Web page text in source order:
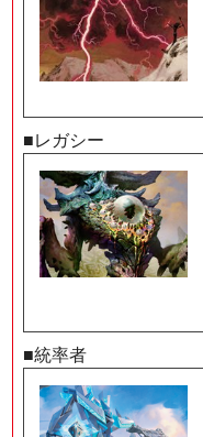
■レガシー
■統率者